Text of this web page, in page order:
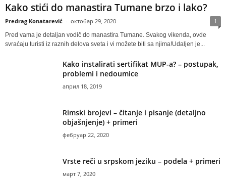
Kako stići do manastira Tumane brzo i lako?
Predrag Konatarević - октобар 29, 2020 1
Pred vama je detaljan vodič do manastira Tumane. Svakog vikenda, ovde
svraćaju turisti iz raznih delova sveta i vi možete biti sa njima!Udaljen je...
Kako instalirati sertifikat MUP-a? – postupak,
problemi i nedoumice
април 18, 2019
Rimski brojevi – čitanje i pisanje (detaljno
objašnjenje) + primeri
фебруар 22, 2020
Vrste reči u srpskom jeziku – podela + primeri
март 7, 2020